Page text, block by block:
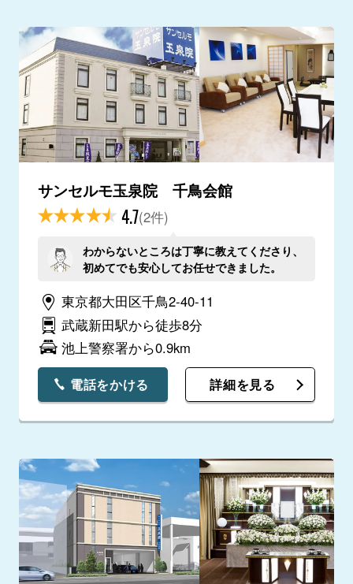
サンセルモ玉泉院 千鳥会館
4.7(2件)
わからないところは丁寧に教えてくださり、
初めてでも安心してお任せできました。
東京都大田区千鳥2-40-11
武蔵新田駅から徒歩8分
池上警察署から0.9km
電話をかける 詳細を見る